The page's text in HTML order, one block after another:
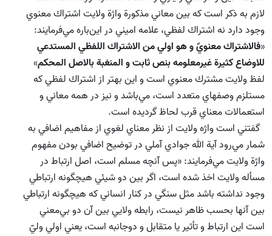
لازم به ذكر است كه بين معاني مذكورة واژة ولايت اشتراك معنوي
وجود دارد نه اشتراك لفظي، علامه اميني در اين‌باره مي‌فرمايند:
«فالاشتراك معنويٌ و هو اولي من الاشتراك اللفظي المستدعي
للاوضاع كثيرة غيرمعلومه بنص ثابت و المنغبة بالاصل المحكم»
لفظ ولايت مشترك معنوي است و اين بهتر از اشتراك لفظي كه
مستلزم وصفهاي متعدد است، مي‌باشد و نيز در همه معاني و
استعمالات معناي قرب لحاظ گرديده است.
گفتني است واژه ولايت از نظر معناي لغوي از مفاهيم اضافي به
شمار مي‌رود آية الله جوادي آملي در توضيح اضافي بودن مفهوم
واژة ولايت مي‌فرمايند: «پس آنچه مسلم است، اصل ارتباط در
مسأله ولايت اخذ شده است، ‌اگر بين دو شيئي هيچگونه ارتباطي
وجود نداشته باشد مثل سنگي در كنار انساني كه هيچگونه ارتباطي
بين آنها بحسب ظاهر نيست، رابطه ولايي بين آن دو بي‌معني
است اين ارتباط و تأثير يا متقابل و دوجانبه است،‌ يعني اولي وليّ